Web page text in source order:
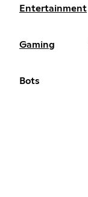
Entertainment
Gaming
Bots